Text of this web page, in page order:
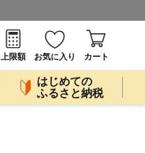
上限額
お気に入り カート
はじめての
ふるさと納税